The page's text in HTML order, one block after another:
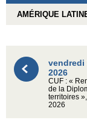
AMÉRIQUE
vendredi
2026
CUF : «
de la
territoires
2026